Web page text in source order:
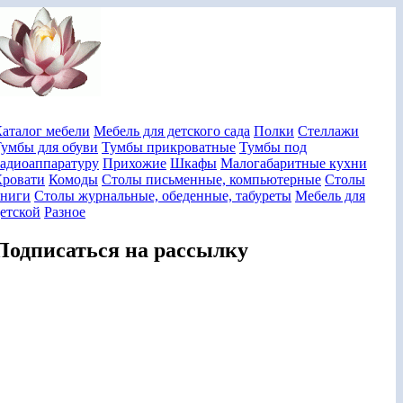
мебели Мебель для детского сада Полки Стеллажи
для обуви Тумбы прикроватные Тумбы под
Прихожие Шкафы Малогабаритные кухни
Комоды Столы письменные, компьютерные Столы
Столы журнальные, обеденные, табуреты Мебель для
Разное
на рассылку